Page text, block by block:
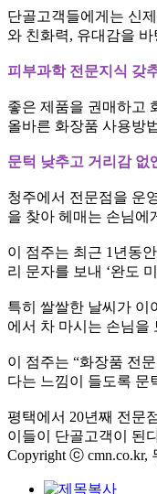
단골고객들에게는 신
와 친화력, 유대감을
피부과학 전문지식 갖
좋은 제품을 권매하고
올바른 화장품 사용방
문턱 낮추고 거리감 없
청주에서 전문점을 운
을 찾아 헤매는 손님에
이 점주는 최근 1년동
리 문자를 보내 ‘완도
특히 쌀쌀한 날씨가 이
에서 차 마시는 손님을
이 점주는 “화장품 전
다는 느낌이 들도록 문
평택에서 20년째 전문
이들이 단골고객이 된
Copyright ⓒ cmn.co.kr,